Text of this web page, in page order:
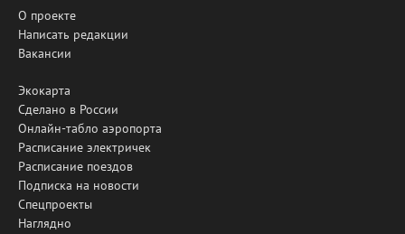
О проекте
Написать редакции
Вакансии
Экокарта
Сделано в России
Онлайн-табло аэропорта
Расписание электричек
Расписание поездов
Подписка на новости
Спецпроекты
Наглядно